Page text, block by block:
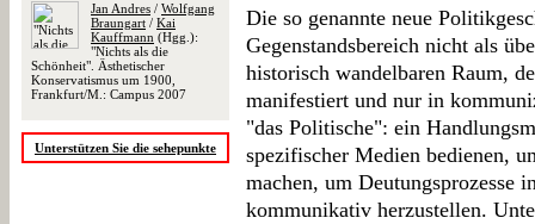
Jan Andres / Wolfgang
Braungart / Kai
Kauffmann (Hgg.):
"Nichts als die
Schönheit". Ästhetischer
Konservatismus um 1900,
Frankfurt/M.: Campus 2007
Unterstützen Sie die sehepunkte
Die so genannte neue
Gegenstandsbereich nicht als
historisch wandelbaren Raum,
manifestiert und nur in
"das Politische": ein
spezifischer Medien bedienen,
machen, um Deutungsprozesse
kommunikativ herzustellen.